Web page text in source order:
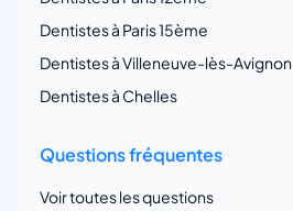
Dentistes à Paris 15ème
Dentistes à Villeneuve-lès-Avignon
Dentistes à Chelles
Questions fréquentes
Voir toutes les questions